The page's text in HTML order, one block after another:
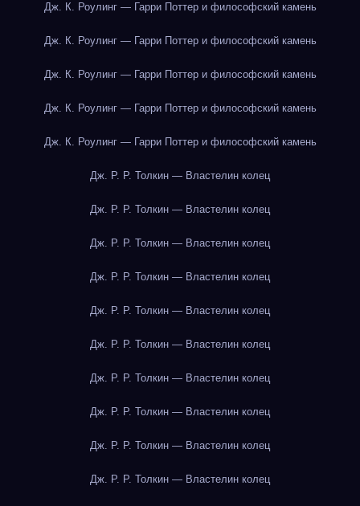
Дж. К. Роулинг — Гарри Поттер и философский камень
Дж. К. Роулинг — Гарри Поттер и философский камень
Дж. К. Роулинг — Гарри Поттер и философский камень
Дж. К. Роулинг — Гарри Поттер и философский камень
Дж. К. Роулинг — Гарри Поттер и философский камень
Дж. Р. Р. Толкин — Властелин колец
Дж. Р. Р. Толкин — Властелин колец
Дж. Р. Р. Толкин — Властелин колец
Дж. Р. Р. Толкин — Властелин колец
Дж. Р. Р. Толкин — Властелин колец
Дж. Р. Р. Толкин — Властелин колец
Дж. Р. Р. Толкин — Властелин колец
Дж. Р. Р. Толкин — Властелин колец
Дж. Р. Р. Толкин — Властелин колец
Дж. Р. Р. Толкин — Властелин колец